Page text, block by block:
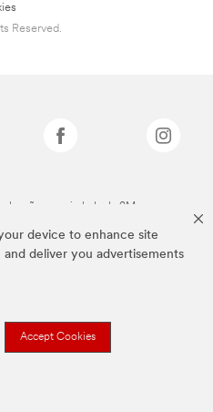
device to enhance site
and deliver you advertisements
Accept Cookies
Reserved.
são propriedade da 3M.